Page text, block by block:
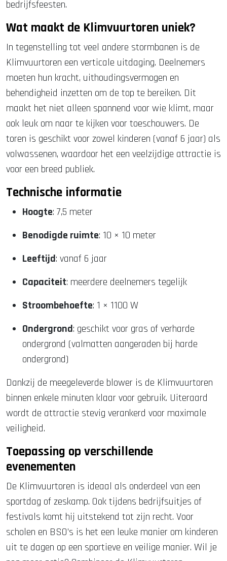
bedrijfsfeesten.
Wat maakt de Klimvuurtoren uniek?
In tegenstelling tot veel andere stormbanen is de
Klimvuurtoren een verticale uitdaging. Deelnemers
moeten hun kracht, uithoudingsvermogen en
behendigheid inzetten om de top te bereiken. Dit
maakt het niet alleen spannend voor wie klimt, maar
ook leuk om naar te kijken voor toeschouwers. De
toren is geschikt voor zowel kinderen (vanaf 6 jaar) als
volwassenen, waardoor het een veelzijdige attractie is
voor een breed publiek.
Technische informatie
Hoogte: 7,5 meter
Benodigde ruimte: 10 × 10 meter
Leeftijd: vanaf 6 jaar
Capaciteit: meerdere deelnemers tegelijk
Stroombehoefte: 1 × 1100 W
Ondergrond: geschikt voor gras of verharde
ondergrond (valmatten aangeraden bij harde
ondergrond)
Dankzij de meegeleverde blower is de Klimvuurtoren
binnen enkele minuten klaar voor gebruik. Uiteraard
wordt de attractie stevig verankerd voor maximale
veiligheid.
Toepassing op verschillende
evenementen
De Klimvuurtoren is ideaal als onderdeel van een
sportdag of zeskamp. Ook tijdens bedrijfsuitjes of
festivals komt hij uitstekend tot zijn recht. Voor
scholen en BSO’s is het een leuke manier om kinderen
uit te dagen op een sportieve en veilige manier. Wil je